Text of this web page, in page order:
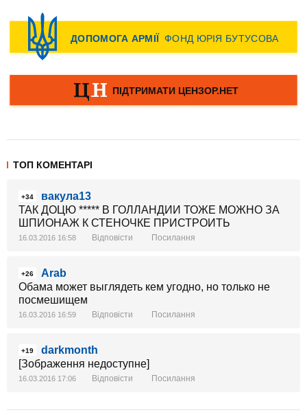
ТОП КОМЕНТАРІ
+34
вакула13
ТАК ДОЦЮ ***** В ГОЛЛАНДИИ ТОЖЕ МОЖНО ЗА
ШПИОНАЖ К СТЕНОЧКЕ ПРИСТРОИТЬ
16.03.2016 16:58 Відповісти Посилання
+26
Arab
Обама может выглядеть кем угодно, но только не
посмешищем
16.03.2016 16:59 Відповісти Посилання
+19
darkmonth
[Зображення недоступне]
16.03.2016 17:06 Відповісти Посилання